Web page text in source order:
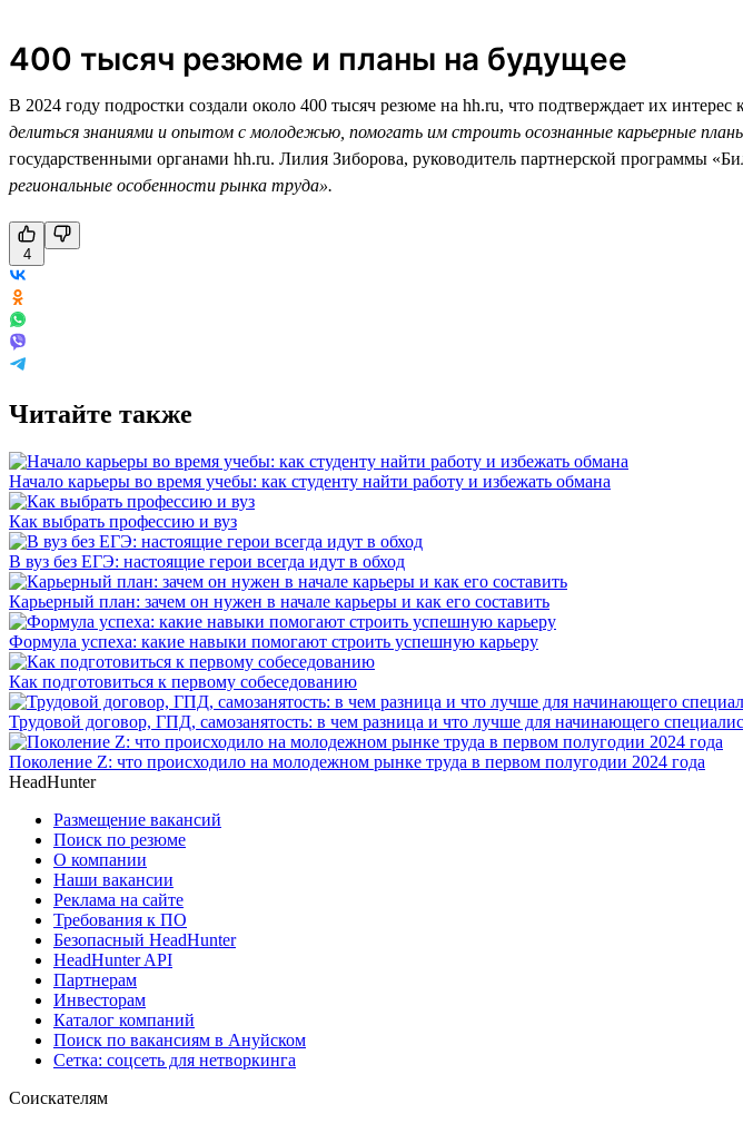
400 тысяч резюме и планы на будущее
В 2024 году подростки создали около 400 тысяч резюме на hh.ru, что подтверждает их интерес
делиться знаниями и опытом с молодежью, помогать им строить осознанные карьерные
государственными органами hh.ru. Лилия Зиборова, руководитель партнерской программы
региональные особенности рынка труда».
4
Читайте также
Начало карьеры во время учебы: как студенту найти работу и избежать обмана
Как выбрать профессию и вуз
В вуз без ЕГЭ: настоящие герои всегда идут в обход
Карьерный план: зачем он нужен в начале карьеры и как его составить
Формула успеха: какие навыки помогают строить успешную карьеру
Как подготовиться к первому собеседованию
Трудовой договор, ГПД, самозанятость: в чем разница и что лучше для начинающего
Поколение Z: что происходило на молодежном рынке труда в первом полугодии 2024 года
HeadHunter
Размещение вакансий
Поиск по резюме
О компании
Наши вакансии
Реклама на сайте
Требования к ПО
Безопасный HeadHunter
HeadHunter API
Партнерам
Инвесторам
Каталог компаний
Поиск по вакансиям в Ануйском
Сетка: соцсеть для нетворкинга
Соискателям